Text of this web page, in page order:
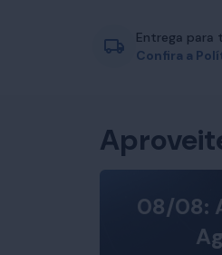
Entrega para
Confira a
08/08: